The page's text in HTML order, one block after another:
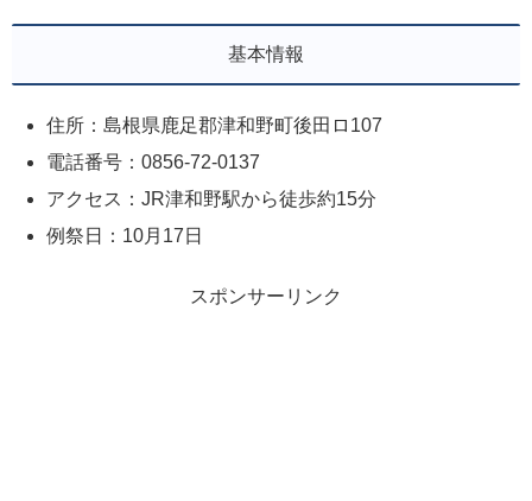
基本情報
住所：島根県鹿足郡津和野町後田ロ107
電話番号：0856-72-0137
アクセス：JR津和野駅から徒歩約15分
例祭日：10月17日
スポンサーリンク